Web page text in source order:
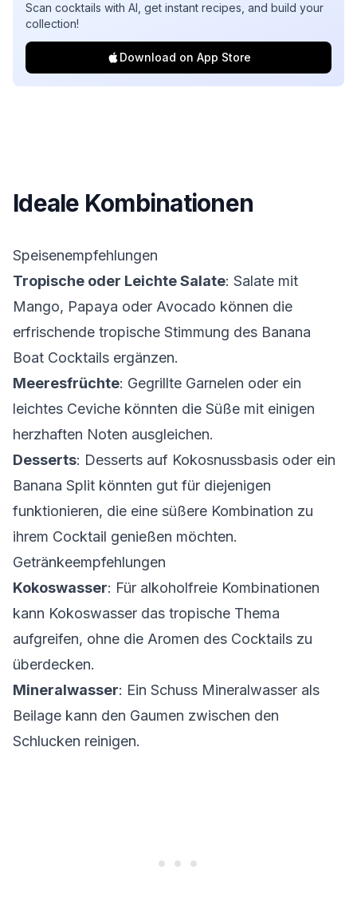
Scan cocktails with AI, get instant recipes, and build your
collection!
Download on App Store
Ideale Kombinationen
Speisenempfehlungen
Tropische oder Leichte Salate: Salate mit
Mango, Papaya oder Avocado können die
erfrischende tropische Stimmung des Banana
Boat Cocktails ergänzen.
Meeresfrüchte: Gegrillte Garnelen oder ein
leichtes Ceviche könnten die Süße mit einigen
herzhaften Noten ausgleichen.
Desserts: Desserts auf Kokosnussbasis oder ein
Banana Split könnten gut für diejenigen
funktionieren, die eine süßere Kombination zu
ihrem Cocktail genießen möchten.
Getränkeempfehlungen
Kokoswasser: Für alkoholfreie Kombinationen
kann Kokoswasser das tropische Thema
aufgreifen, ohne die Aromen des Cocktails zu
überdecken.
Mineralwasser: Ein Schuss Mineralwasser als
Beilage kann den Gaumen zwischen den
Schlucken reinigen.